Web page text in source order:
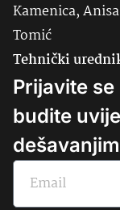
Kamenica,
Tomić
Tehnički
Prijavite
budite